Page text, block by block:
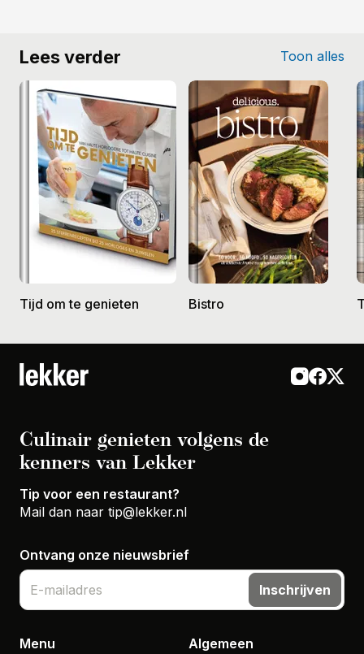
Lees verder Toon alles
Tijd om te genieten Bistro
Culinair genieten volgens de
kenners van Lekker
Tip voor een restaurant?
Mail dan naar tip@lekker.nl
Ontvang onze nieuwsbrief
Inschrijven
Menu Algemeen